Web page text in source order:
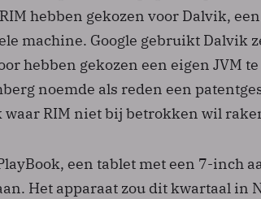
hebben gekozen voor Dalvik,
machine. Google gebruikt Dalvik
hebben gekozen een eigen JVM
noemde als reden een
waar RIM niet bij betrokken wil
een tablet met een 7-inch
Het apparaat zou dit kwartaal in